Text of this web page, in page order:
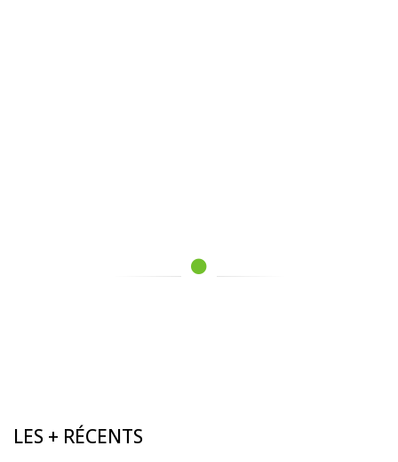
LES + RÉCENTS